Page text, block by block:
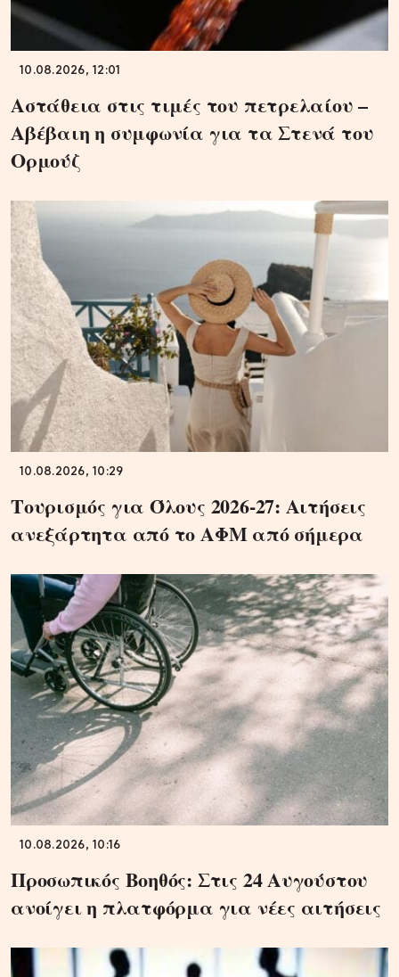
10.08.2026, 12:01
Αστάθεια στις τιμές του πετρελαίου –
Αβέβαιη η συμφωνία για τα Στενά του
Ορμούζ
10.08.2026, 10:29
Τουρισμός για Όλους 2026-27: Αιτήσεις
ανεξάρτητα από το ΑΦΜ από σήμερα
10.08.2026, 10:16
Προσωπικός Βοηθός: Στις 24 Αυγούστου
ανοίγει η πλατφόρμα για νέες αιτήσεις